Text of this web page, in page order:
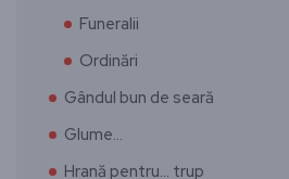
Funeralii
Ordinări
Gândul bun de seară
Glume…
Hrană pentru… trup